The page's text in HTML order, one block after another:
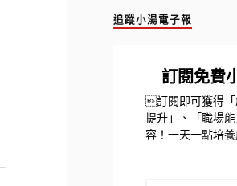
追蹤小湯電子報
訂閱免費
訂閱即可獲得「
提升」、「職場
容！一天一點培養